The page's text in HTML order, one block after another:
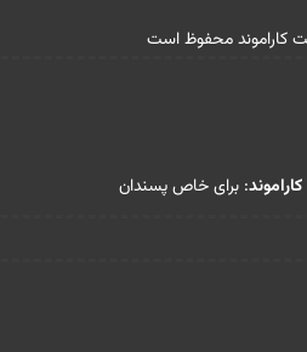
کاراموند: برای خاص پسندان